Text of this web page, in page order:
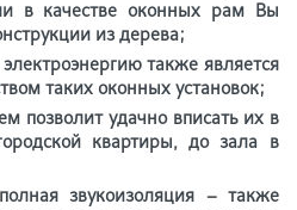
в качестве оконных рам Вы
из дерева;
электроэнергию также является
таких оконных установок;
позволит удачно вписать их в
квартиры, до зала в
звукоизоляция – также